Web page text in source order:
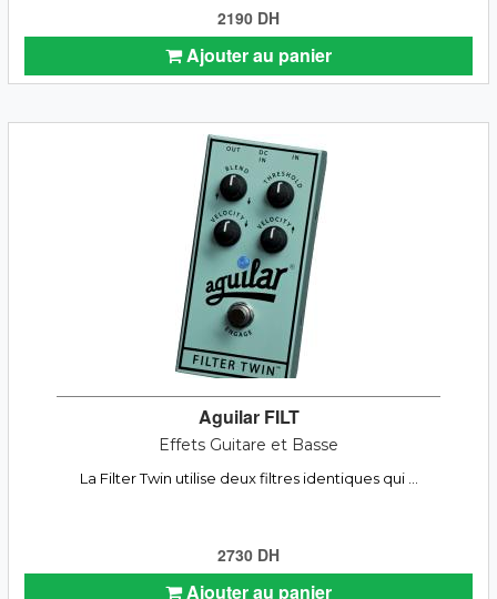
2190 DH
Ajouter au panier
Aguilar FILT
Effets Guitare et Basse
La Filter Twin utilise deux filtres identiques qui ...
2730 DH
Ajouter au panier